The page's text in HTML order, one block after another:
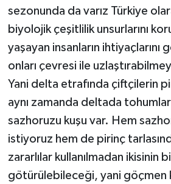
sezonunda da varız Türkiye
biyolojik çeşitlilik unsurlarını
yaşayan insanların ihtiyaçlarını
onları çevresi ile
Yani delta etrafında çiftçilerin
aynı zamanda deltada
sazhoruzu kuşu var. Hem
istiyoruz hem de pirinç
zararlılar kullanılmadan ikisinin
götürülebileceği, yani göçmen